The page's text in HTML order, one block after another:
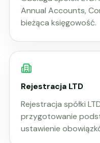
Annual Accounts,
bieżąca księgowość.
Rejestracja LTD
Rejestracja spółki
przygotowanie
ustawienie